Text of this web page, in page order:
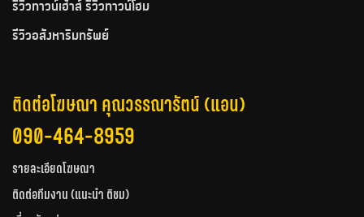
รีวิวทาวน์เฮ้าส์ รีวิวทาวน์โฮม
รีวิวอสังหาริมทรัพย์
ติดต่อโฆษณา คุณวรรณารัตน์ (แอน)
090-464-8959
รายละเอียดโฆษณา
ติดต่อทีมงาน (แนะนำ ติชม)